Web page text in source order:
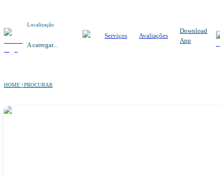
Localização
A carregar...
Serviços Avaliações
Download
App
HOME | PROCURAR